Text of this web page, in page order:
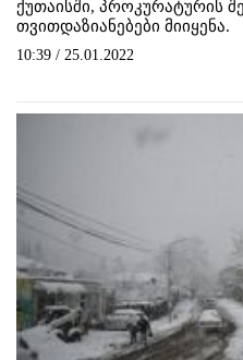
ქუთაისში, პროკურატურის
თვითდაზიანებები მიიყენა.
10:39 / 25.01.2022